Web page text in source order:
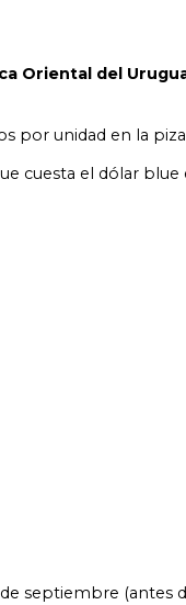
Oriental del
por unidad en la
cuesta el dólar
septiembre